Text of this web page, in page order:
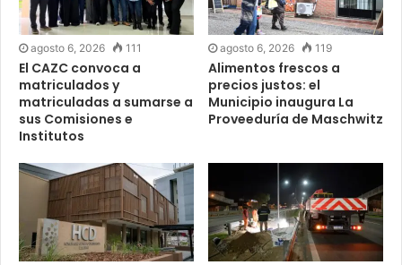
agosto 6, 2026 111
El CAZC convoca a
matriculados y
matriculadas a sumarse a
sus Comisiones e
Institutos
agosto 6, 2026 119
Alimentos frescos a
precios justos: el
Municipio inaugura La
Proveeduría de Maschwitz